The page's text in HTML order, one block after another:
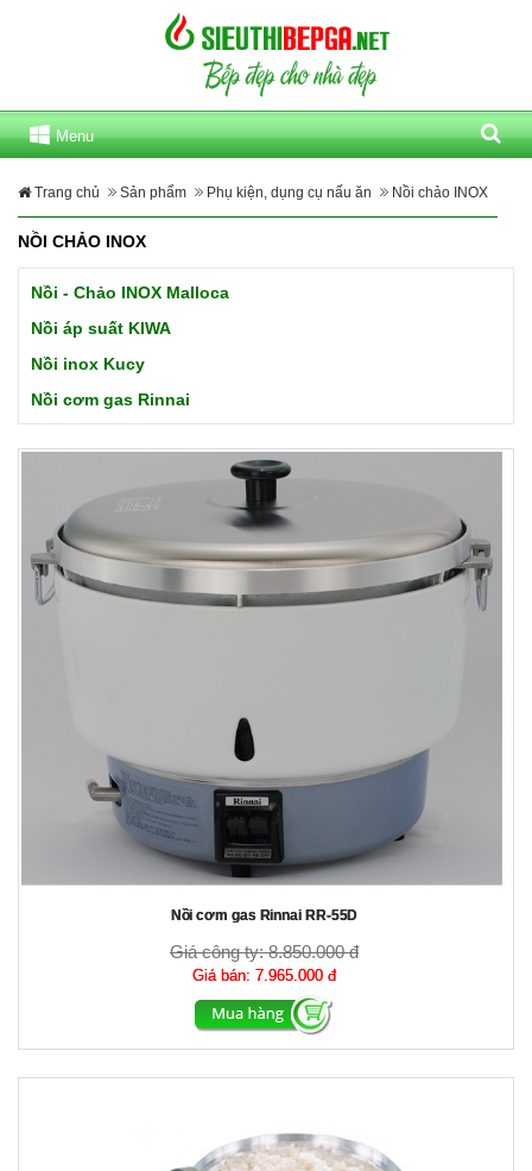
Menu
Trang chủ Sản phẩm Phụ kiện, dụng cụ nấu ăn Nồi chảo INOX
NỒI CHẢO INOX
Nồi - Chảo INOX Malloca
Nồi áp suất KIWA
Nồi inox Kucy
Nồi cơm gas Rinnai
Nồi cơm gas Rinnai RR-55D
Giá công ty:8.850.000 đ
Giá bán: 7.965.000 đ